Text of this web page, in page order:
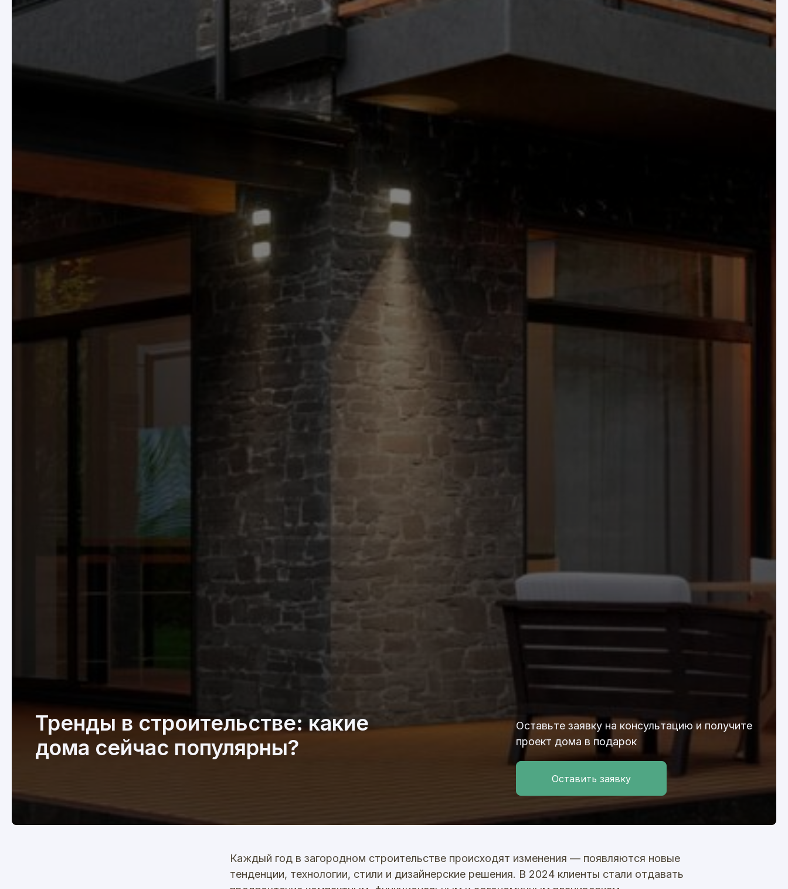
Тренды в строительстве: какие
дома сейчас популярны?
Оставьте заявку на консультацию и получите
проект дома в подарок
Оставить заявку
Каждый год в загородном строительстве происходят изменения — появляются новые
тенденции, технологии, стили и дизайнерские решения. В 2024 клиенты стали отдавать